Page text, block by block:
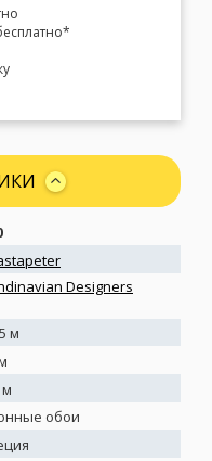
Designers
м
м
обои